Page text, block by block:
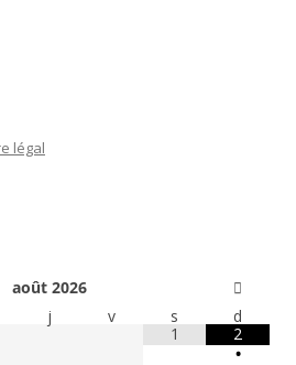
légal
août 2026
j v s
d
1
2
•